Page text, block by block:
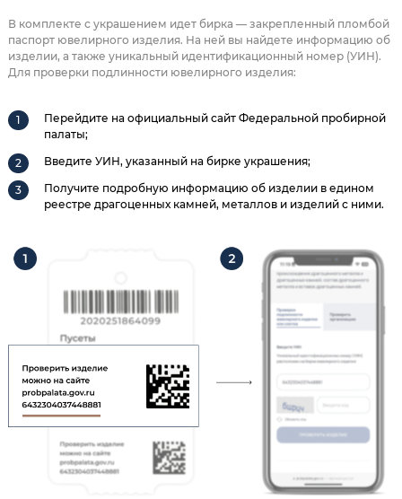
В комплекте с украшением идет бирка — закрепленный пломбой
паспорт ювелирного изделия. На ней вы найдете информацию об
изделии, а также уникальный идентификационный номер (УИН).
Для проверки подлинности ювелирного изделия:
Перейдите на официальный сайт Федеральной пробирной
палаты;
Введите УИН, указанный на бирке украшения;
Получите подробную информацию об изделии в едином
реестре драгоценных камней, металлов и изделий с ними.